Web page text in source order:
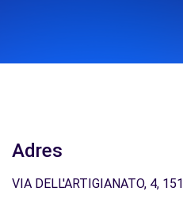
Adres
VIA DELL'ARTIGIANATO, 4,